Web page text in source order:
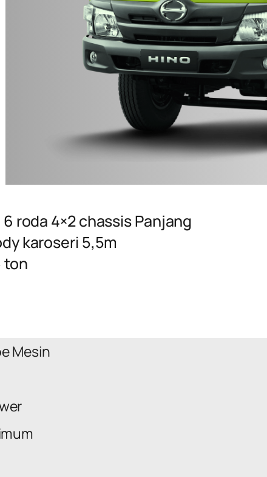
roda 4×2 chassis Panjang
karoseri 5,5m
ton
Mesin